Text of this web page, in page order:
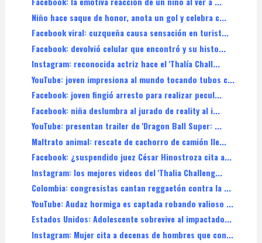
Niño hace saque de honor, anota un gol y celebra c...
Facebook viral: cuzqueña causa sensación en turist...
Facebook: devolvió celular que encontró y su histo...
Instagram: reconocida actriz hace el 'Thalía Chall...
YouTube: joven impresiona al mundo tocando tubos c...
Facebook: joven fingió arresto para realizar pecul...
Facebook: niña deslumbra al jurado de reality al i...
YouTube: presentan trailer de 'Dragon Ball Super: ...
Maltrato animal: rescate de cachorro de camión lle...
Facebook: ¿suspendido juez César Hinostroza cita a...
Instagram: los mejores videos del 'Thalia Challeng...
Colombia: congresistas cantan reggaetón contra la ...
YouTube: Audaz hormiga es captada robando valioso ...
Estados Unidos: Adolescente sobrevive al impactado...
Instagram: Mujer cita a decenas de hombres que con...